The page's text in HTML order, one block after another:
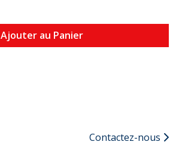
Ajouter au Panier
Contactez-nous